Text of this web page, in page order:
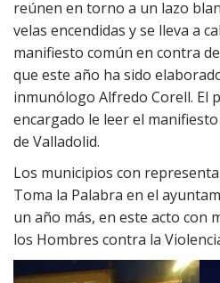
reúnen en torno a un lazo
velas encendidas y se lleva a
manifiesto común en contra
que este año ha sido
inmunólogo Alfredo Corell. El
encargado le leer el
de Valladolid.
Los municipios con
Toma la Palabra en el
un año más, en este acto con
los Hombres contra la